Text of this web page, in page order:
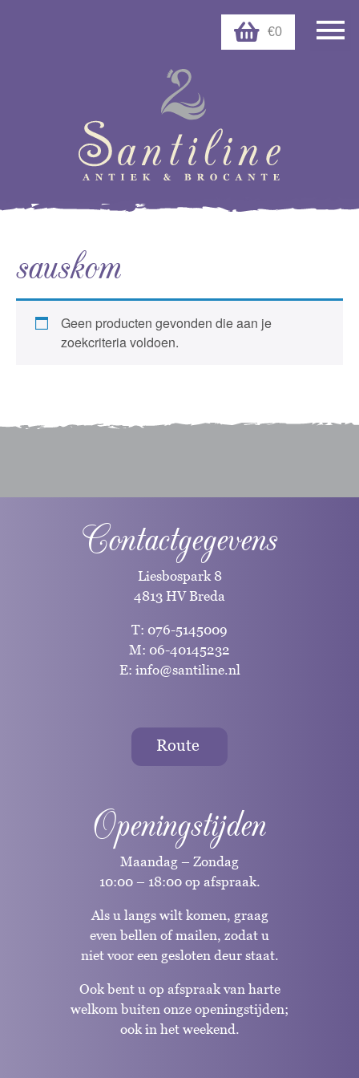
€0
sauskom
Geen producten gevonden die aan je
zoekcriteria voldoen.
Contactgegevens
Liesbospark 8
4813 HV Breda
T: 076-5145009
M: 06-40145232
E: info@santiline.nl
Route
Openingstijden
Maandag – Zondag
10:00 – 18:00 op afspraak.
Als u langs wilt komen, graag
even bellen of mailen, zodat u
niet voor een gesloten deur staat.
Ook bent u op afspraak van harte
welkom buiten onze openingstijden;
ook in het weekend.